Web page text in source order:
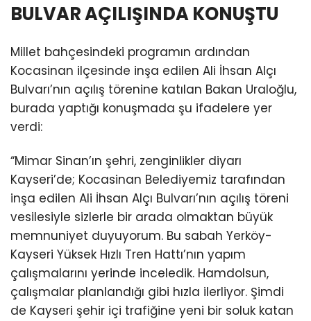
BULVAR AÇILIŞINDA KONUŞTU
Millet bahçesindeki programın ardından
Kocasinan ilçesinde inşa edilen Ali İhsan Alçı
Bulvarı’nın açılış törenine katılan Bakan Uraloğlu,
burada yaptığı konuşmada şu ifadelere yer
verdi:
“Mimar Sinan’ın şehri, zenginlikler diyarı
Kayseri’de; Kocasinan Belediyemiz tarafından
inşa edilen Ali İhsan Alçı Bulvarı’nın açılış töreni
vesilesiyle sizlerle bir arada olmaktan büyük
memnuniyet duyuyorum. Bu sabah Yerköy-
Kayseri Yüksek Hızlı Tren Hattı’nın yapım
çalışmalarını yerinde inceledik. Hamdolsun,
çalışmalar planlandığı gibi hızla ilerliyor. Şimdi
de Kayseri şehir içi trafiğine yeni bir soluk katan